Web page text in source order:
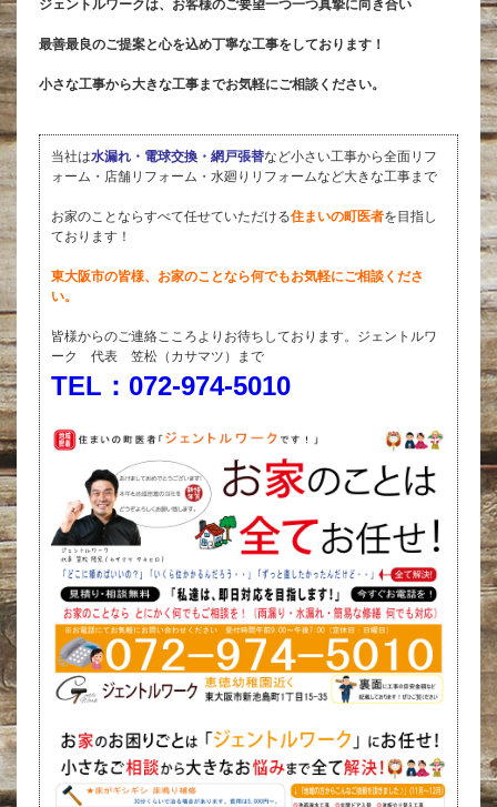
ジェントルワークは、お客様のご要望一つ一つ真摯に向き合い
最善最良のご提案と心を込め丁寧な工事をしております！
小さな工事から大きな工事までお気軽にご相談ください。
当社は水漏れ・電球交換・網戸張替など小さい工事から全面リフ
ォーム・店舗リフォーム・水廻りリフォームなど大きな工事まで
お家のことならすべて任せていただける住まいの町医者を目指し
ております！
東大阪市の皆様、お家のことなら何でもお気軽にご相談くださ
い。
皆様からのご連絡こころよりお待ちしております。ジェントルワ
ーク 代表 笠松（カサマツ）まで
TEL：072-974-5010